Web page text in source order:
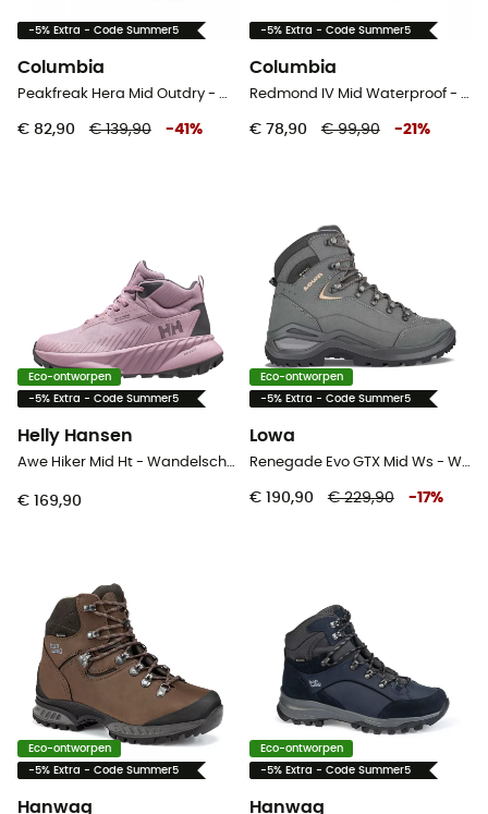
-5% Extra - Code Summer5
Columbia
Peakfreak Hera Mid Outdry - Wandelschoenen - Dames
€ 82,90 € 139,90 -41 %
-5% Extra - Code Summer5
Columbia
Redmond IV Mid Waterproof - Wandelschoenen - Dames
€ 78,90 € 99,90 -21 %
Eco-ontworpen
-5% Extra - Code Summer5
Helly Hansen
Awe Hiker Mid Ht - Wandelschoenen - Dames
€ 169,90
Eco-ontworpen
-5% Extra - Code Summer5
Lowa
Renegade Evo GTX Mid Ws - Wandelschoenen - Dames
€ 190,90 € 229,90 -17%
Eco-ontworpen
-5% Extra - Code Summer5
Hanwag
Eco-ontworpen
-5% Extra - Code Summer5
Hanwag